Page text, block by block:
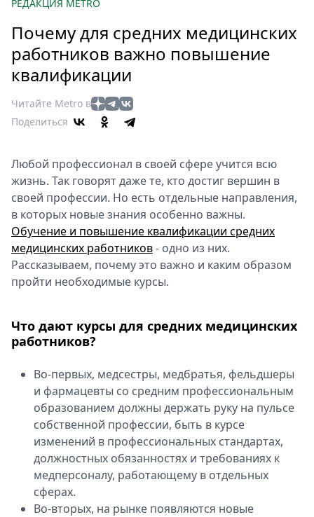
Мир
Здоровье
Еда
Туризм
Мода
Кино
Афиша
Книги
Выставки
Пресс-
релизы
О
Спецпроекты
Звезды
2026
Скачай
Metro
РЕДАКЦИЯ METRO
Почему для средних медицинских
работников важно повышение
квалификации
Читайте Metro в
Поделиться
Любой профессионал в своей сфере учится всю
жизнь. Так говорят даже те, кто достиг вершин в
своей профессии. Но есть отдельные направления,
в которых новые знания особенно важны.
Обучение и повышение квалификации средних
медицинских работников- одно из них.
Рассказываем, почему это важно и каким образом
пройти необходимые курсы.
Что дают курсы для средних медицинских
работников?
Во-первых, медсестры, медбратья, фельдшеры
и фармацевты со средним профессиональным
образованием должны держать руку на пульсе
собственной профессии, быть в курсе
изменений в профессиональных стандартах,
должностных обязанностях и требованиях к
медперсоналу, работающему в отдельных
сферах.
Во-вторых, на рынке появляются новые